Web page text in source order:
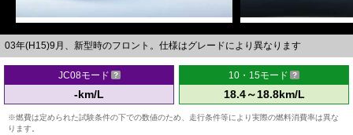
03年(H15)9月、新型時のフロント。仕様はグレードにより異なります
JC08モード
-km/L
10・15モード
18.4～18.8km/L
※燃費は定められた試験条件の下での数値のため、走行条件等により実際の燃料消費率は異な
ります。